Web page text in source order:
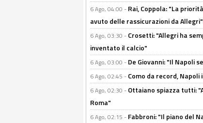
6 Ago, 04:00 - Rai, Coppola: "La
avuto delle rassicurazioni da Allegri"
6 Ago, 03:30 - Crosetti: "Allegri ha
inventato il calcio"
6 Ago, 03:00 - De Giovanni: "Il Napoli
6 Ago, 02:45 - Como da record,
6 Ago, 02:30 - Ottaiano spiazza tutti:
Roma"
6 Ago, 02:15 - Fabbroni: "Il piano del